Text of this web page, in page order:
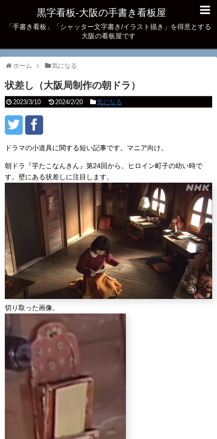
黒字看板‐大阪の手書き看板屋
「手書き看板」「シャッター文字書き/イラスト描き」を得意とする
大阪の看板屋です
ホーム 気になる
状差し（大阪局制作の朝ドラ）
2023/3/10 2024/2/20 気になる
ドラマの小道具に関する短い記事です。マニア向け。
朝ドラ『芋たこなんきん』第24回から。ヒロイン町子の幼い時で
す。壁にある状差しに注目します。
切り取った画像。